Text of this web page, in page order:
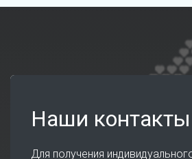
Наши контакты
Для получения